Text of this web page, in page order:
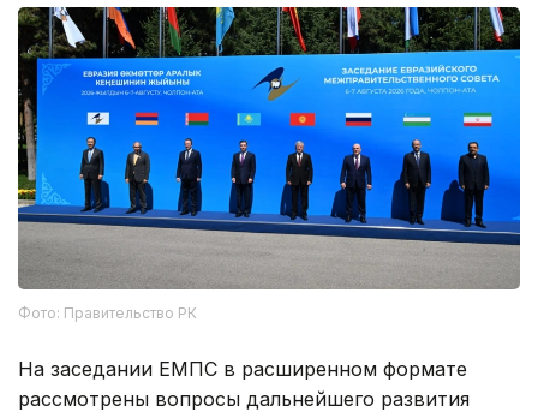
Фото: Правительство РК
На заседании ЕМПС в расширенном формате
рассмотрены вопросы дальнейшего развития